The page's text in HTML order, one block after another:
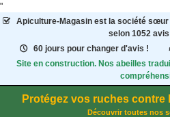
"
Apiculture-Magasinest la société sœur
selon 1052
60 jours pour changer d'avis !
Site en construction. Nos abeilles
Protégez vos ruches contre
Découvrir toutes nos